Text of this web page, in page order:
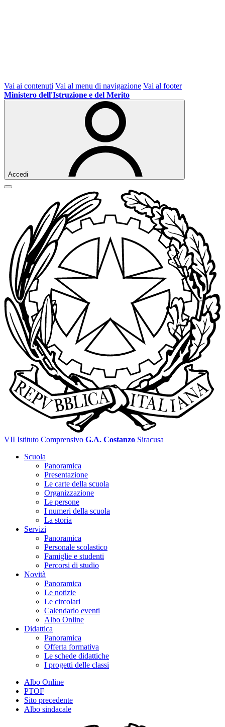
Vai ai contenuti Vai al menu di navigazione Vai al footer
Ministero dell'Istruzione e del Merito
Accedi
VII Istituto Comprensivo G.A. Costanzo Siracusa
Scuola
Panoramica
Presentazione
Le carte della scuola
Organizzazione
Le persone
I numeri della scuola
La storia
Servizi
Panoramica
Personale scolastico
Famiglie e studenti
Percorsi di studio
Novità
Panoramica
Le notizie
Le circolari
Calendario eventi
Albo Online
Didattica
Panoramica
Offerta formativa
Le schede didattiche
I progetti delle classi
Albo Online
PTOF
Sito precedente
Albo sindacale